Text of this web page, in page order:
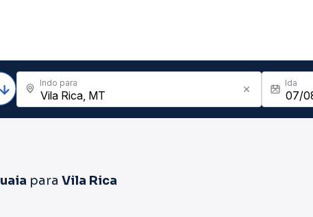
Indo para Ida
para Vila Rica